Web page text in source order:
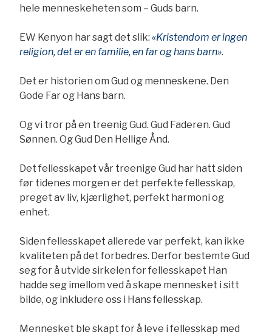
hele menneskeheten som – Guds barn.
EW Kenyon har sagt det slik: «Kristendom er ingen
religion, det er en familie, en far og hans barn».
Det er historien om Gud og menneskene. Den
Gode Far og Hans barn.
Og vi tror på en treenig Gud. Gud Faderen. Gud
Sønnen. Og Gud Den Hellige Ånd.
Det fellesskapet vår treenige Gud har hatt siden
før tidenes morgen er det perfekte fellesskap,
preget av liv, kjærlighet, perfekt harmoni og
enhet.
Siden fellesskapet allerede var perfekt, kan ikke
kvaliteten på det forbedres. Derfor bestemte Gud
seg for å utvide sirkelen for fellesskapet Han
hadde seg imellom ved å skape mennesket i sitt
bilde, og inkludere oss i Hans fellesskap.
Mennesket ble skapt for å leve i fellesskap med